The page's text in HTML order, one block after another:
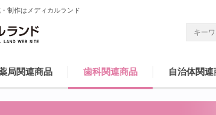
制作はメディカルランド
局関連商品 歯科関連商品 自治体関連